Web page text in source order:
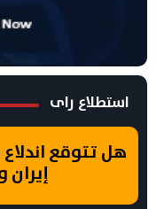
استطلاع راى
هل تتوقع
إيران